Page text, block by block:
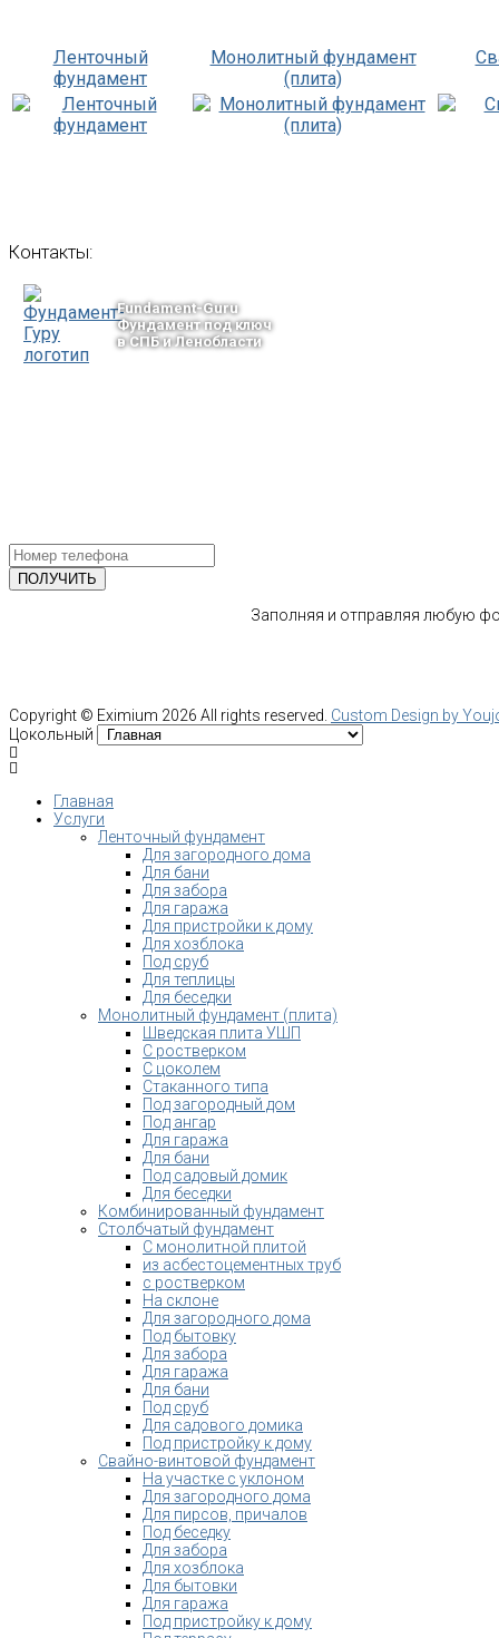
Ленточный
фундамент
Монолитный фундамент
(плита)
Контакты:
Fundament-Guru
Фундамент под ключ
в СПБ и Ленобласти
Заполняя и отправляя любую
Copyright © Eximium 2026 All rights reserved. Custom Design by
Цокольный
Главная
Услуги
Ленточный фундамент
Для загородного дома
Для бани
Для забора
Для гаража
Для пристройки к дому
Для хозблока
Под сруб
Для теплицы
Для беседки
Монолитный фундамент (плита)
Шведская плита УШП
С ростверком
С цоколем
Стаканного типа
Под загородный дом
Под ангар
Для гаража
Для бани
Под садовый домик
Для беседки
Комбинированный фундамент
Столбчатый фундамент
С монолитной плитой
из асбестоцементных труб
с ростверком
На склоне
Для загородного дома
Под бытовку
Для забора
Для гаража
Для бани
Под сруб
Для садового домика
Под пристройку к дому
Свайно-винтовой фундамент
На участке с уклоном
Для загородного дома
Для пирсов, причалов
Под беседку
Для забора
Для хозблока
Для бытовки
Для гаража
Под пристройку к дому